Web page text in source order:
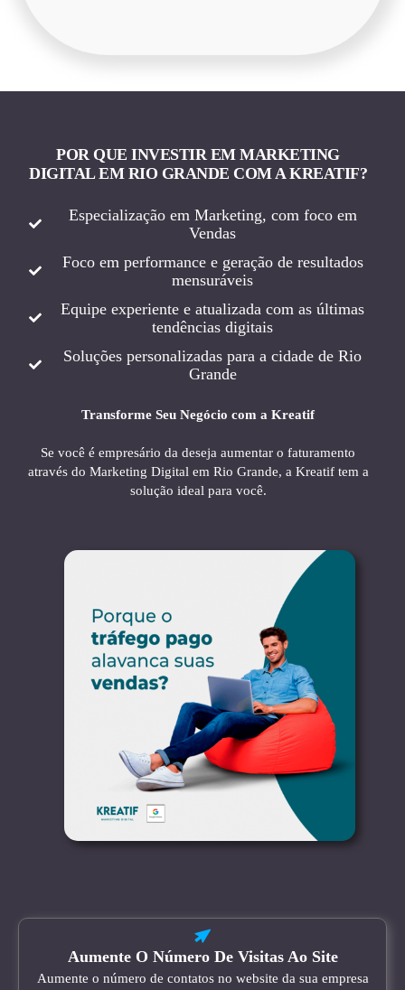
POR QUE INVESTIR EM MARKETING
DIGITAL EM RIO GRANDE COM A KREATIF?
Especialização em Marketing, com foco em
Vendas
Foco em performance e geração de resultados
mensuráveis
Equipe experiente e atualizada com as últimas
tendências digitais
Soluções personalizadas para a cidade de Rio
Grande
Transforme Seu Negócio com a Kreatif
Se você é empresário da deseja aumentar o faturamento
através do Marketing Digital em Rio Grande, a Kreatif tem a
solução ideal para você.
Aumente O Número De Visitas Ao Site
Aumente o número de contatos no website da sua empresa